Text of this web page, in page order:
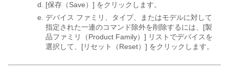
[保存（Save）] をクリックします。
デバイス ファミリ、タイプ、またはモデルに対して
指定された一連のコマンド除外を削除するには、[製
品ファミリ（Product Family）] リストでデバイスを
選択して、[リセット（Reset）] をクリックします。